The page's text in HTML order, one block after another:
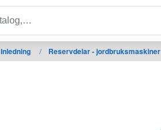
Inledning / Reservdelar - jordbruksmaskiner